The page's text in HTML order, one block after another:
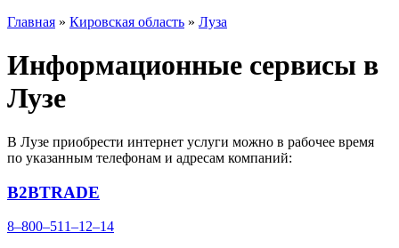
Главная » Кировская область » Луза
Информационные сервисы в
Лузе
В Лузе приобрести интернет услуги можно в рабочее время
по указанным телефонам и адресам компаний:
B2BTRADE
8‒800‒511‒12‒14